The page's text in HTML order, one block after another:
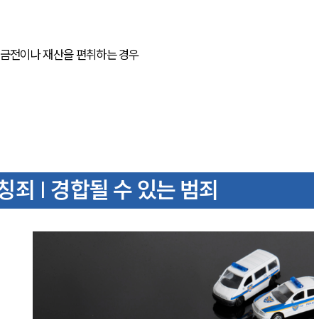
전이나 재산을 편취하는 경우
죄 | 경합될 수 있는 범죄